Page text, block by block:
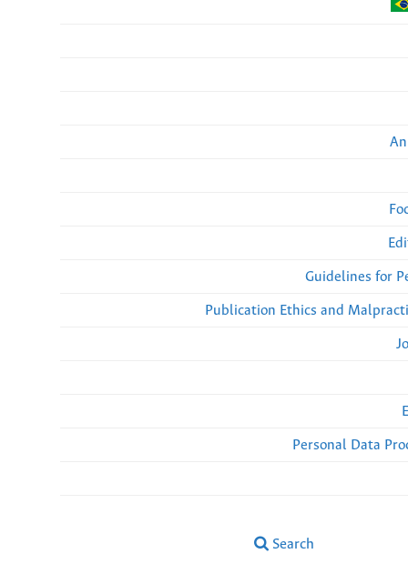
Guidelines for
Publication Ethics and
Personal Data
Search